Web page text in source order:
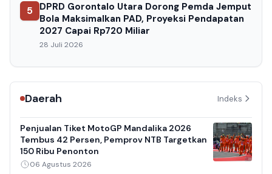
5
DPRD Gorontalo Utara Dorong Pemda Jemput
Bola Maksimalkan PAD, Proyeksi Pendapatan
2027 Capai Rp720 Miliar
28 Juli 2026
Daerah Indeks
Penjualan Tiket MotoGP Mandalika 2026
Tembus 42 Persen, Pemprov NTB Targetkan
150 Ribu Penonton
06 Agustus 2026